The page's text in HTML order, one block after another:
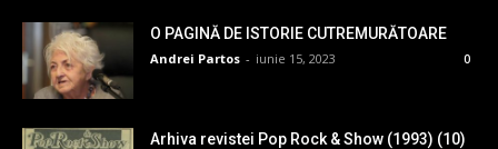
O PAGINĂ DE ISTORIE CUTREMURĂTOARE
Andrei Partos - iunie 15, 2023 0
Arhiva revistei Pop Rock & Show (1993) (10)